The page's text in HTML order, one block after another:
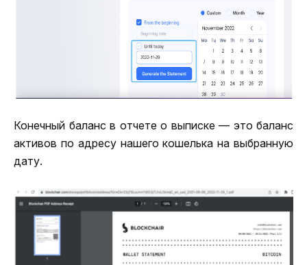
Конечный баланс в отчете о выписке — это баланс
активов по адресу нашего кошелька на выбранную
дату.